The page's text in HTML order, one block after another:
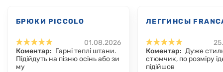
БРЮКИ PICCOLO
01.08.2026
Коментар: Гарні теплі штани.
Підійдуть на пізню осінь або зи
му
ЛЕГГИНСЫ
Коментар: Дуже
стюмчик, по розміру
підійшов